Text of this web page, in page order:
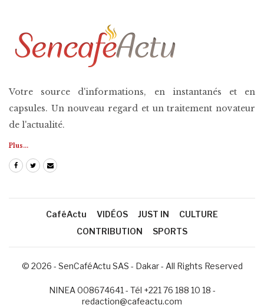
Votre source d'informations, en instantanés et en
capsules. Un nouveau regard et un traitement novateur
de l'actualité.
Plus...
CaféActu VIDÉOS JUST IN
CULTURE
CONTRIBUTION
SPORTS
© 2026 - SenCaféActu SAS - Dakar - All Rights Reserved
NINEA 008674641 - Tél +221 76 188 10 18 -
redaction@cafeactu.com